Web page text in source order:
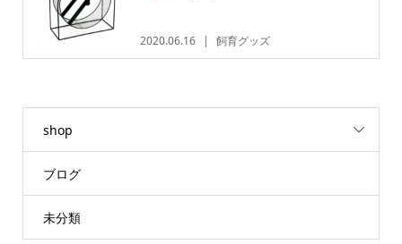
2020.06.16 飼育グッズ
shop
ブログ
未分類